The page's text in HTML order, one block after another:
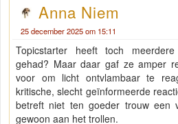
Anna Niem
25 december 2025 om 15:11
Topicstarter heeft toch
gehad? Maar daar gaf ze amper
voor om licht ontvlambaar te
kritische, slecht geïnformeerde
betreft niet ten goeder trouw een
gewoon aan het trollen.